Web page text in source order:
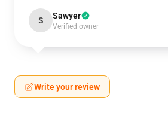
S Sawyer
Verified owner
Write your review